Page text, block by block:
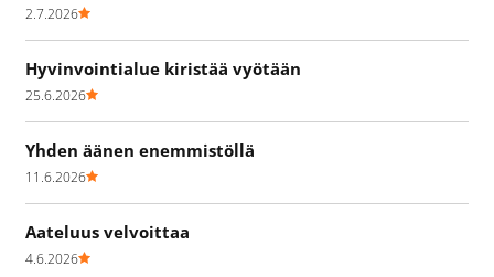
2.7.2026
Hyvinvointialue kiristää vyötään
25.6.2026
Yhden äänen enemmistöllä
11.6.2026
Aateluus velvoittaa
4.6.2026